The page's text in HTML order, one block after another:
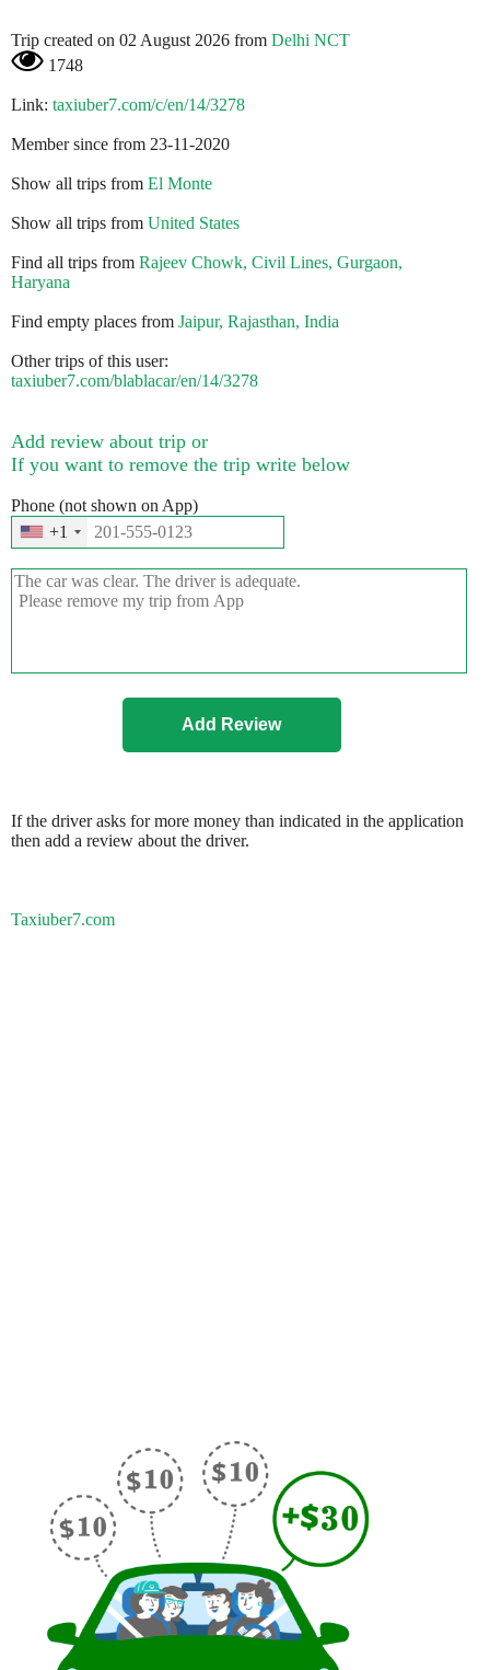
Trip created on 02 August 2026 from Delhi NCT
1748
Link: taxiuber7.com/c/en/14/3278
Member since from 23-11-2020
Show all trips from El Monte
Show all trips from United States
Find all trips from Rajeev Chowk, Civil Lines, Gurgaon,
Haryana
Find empty places from Jaipur, Rajasthan, India
Other trips of this user:
taxiuber7.com/blablacar/en/14/3278
Add review about trip or
If you want to remove the trip write below
Phone (not shown on App)
+1
If the driver asks for more money than indicated in the application
then add a review about the driver.
Taxiuber7.com